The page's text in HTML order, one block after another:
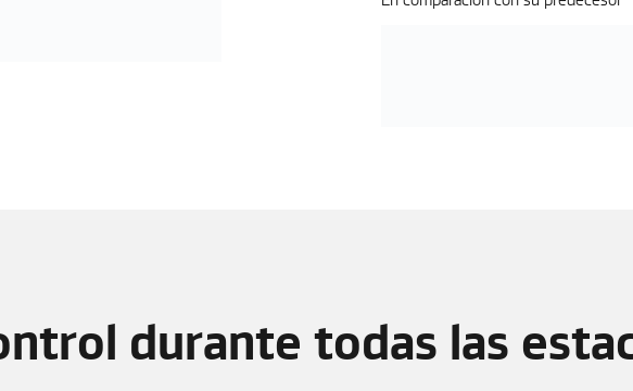
durante todas las